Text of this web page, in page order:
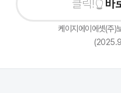
바
케이지에이에셋(주